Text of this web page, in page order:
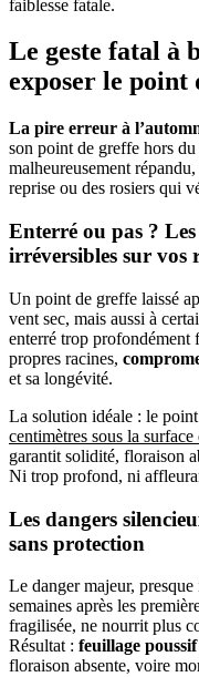
faiblesse fatale.
Le geste fatal à
exposer le point
La pire erreur à
son point de greffe hors du
malheureusement
reprise ou des rosiers qui
Enterré ou pas ?
irréversibles sur vos
Un point de greffe laissé
vent sec, mais aussi à
enterré trop profondément
propres racines,
et sa longévité.
La solution idéale : le
centimètres sous la surface
garantit solidité, floraison
Ni trop profond, ni
Les dangers
sans protection
Le danger majeur,
semaines après les
fragilisée, ne nourrit plus
Résultat : feuillage
floraison absente, voire